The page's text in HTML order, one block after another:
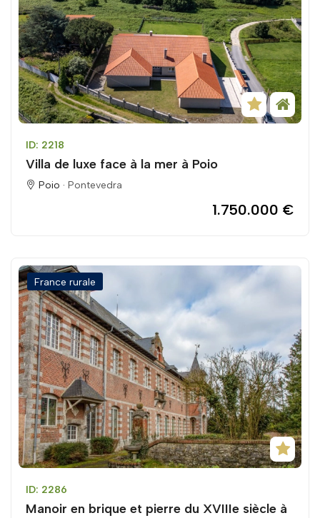
ID: 2218
Villa de luxe face à la mer à Poio
Poio · Pontevedra
1.750.000 €
France rurale
ID: 2286
Manoir en brique et pierre du XVIIIe siècle à